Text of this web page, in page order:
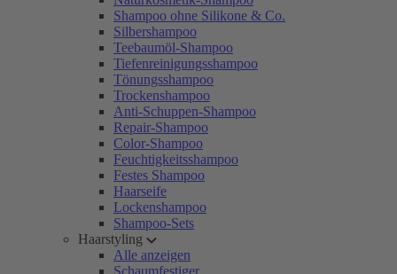
Shampoo ohne Silikone & Co.
Silbershampoo
Teebaumöl-Shampoo
Tiefenreinigungsshampoo
Tönungsshampoo
Trockenshampoo
Anti-Schuppen-Shampoo
Repair-Shampoo
Color-Shampoo
Feuchtigkeitsshampoo
Festes Shampoo
Haarseife
Lockenshampoo
Shampoo-Sets
Haarstyling
Alle anzeigen
Schaumfestiger